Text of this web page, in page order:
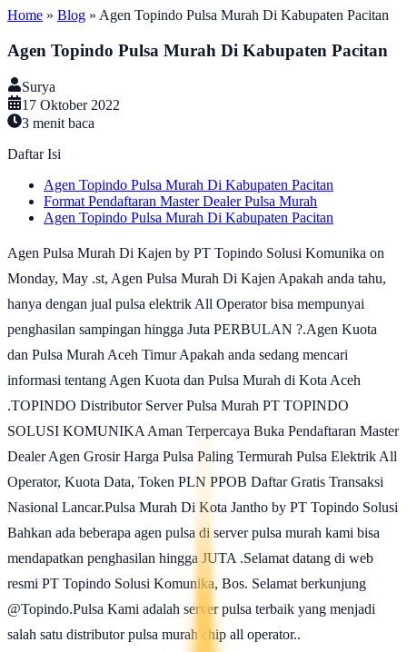
Home » Blog » Agen Topindo Pulsa Murah Di Kabupaten Pacitan
Agen Topindo Pulsa Murah Di Kabupaten Pacitan
Surya
17 Oktober 2022
3 menit baca
Daftar Isi
Agen Topindo Pulsa Murah Di Kabupaten Pacitan
Format Pendaftaran Master Dealer Pulsa Murah
Agen Topindo Pulsa Murah Di Kabupaten Pacitan
Agen Pulsa Murah Di Kajen by PT Topindo Solusi Komunika on
Monday, May .st, Agen Pulsa Murah Di Kajen Apakah anda tahu,
hanya dengan jual pulsa elektrik All Operator bisa mempunyai
penghasilan sampingan hingga Juta PERBULAN ?.Agen Kuota
dan Pulsa Murah Aceh Timur Apakah anda sedang mencari
informasi tentang Agen Kuota dan Pulsa Murah di Kota Aceh
.TOPINDO Distributor Server Pulsa Murah PT TOPINDO
SOLUSI KOMUNIKA Aman Terpercaya Buka Pendaftaran Master
Dealer Agen Grosir Harga Pulsa Paling Termurah Pulsa Elektrik All
Operator, Kuota Data, Token PLN PPOB Daftar Gratis Transaksi
Nasional Lancar.Pulsa Murah Di Kota Jantho by PT Topindo Solusi
Bahkan ada beberapa agen pulsa di server pulsa murah kami bisa
mendapatkan penghasilan hingga JUTA .Selamat datang di web
resmi PT Topindo Solusi Komunika, Bos. Selamat berkunjung
@Topindo.Pulsa Kami adalah server pulsa terbaik yang menjadi
salah satu distributor pulsa murah chip all operator..